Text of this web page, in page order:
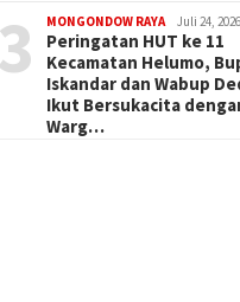
MONGONDOW RAYA Juli 24, 2026
Peringatan HUT ke 11
Kecamatan Helumo,
Iskandar dan Wabup
Ikut Bersukacita
Warg…